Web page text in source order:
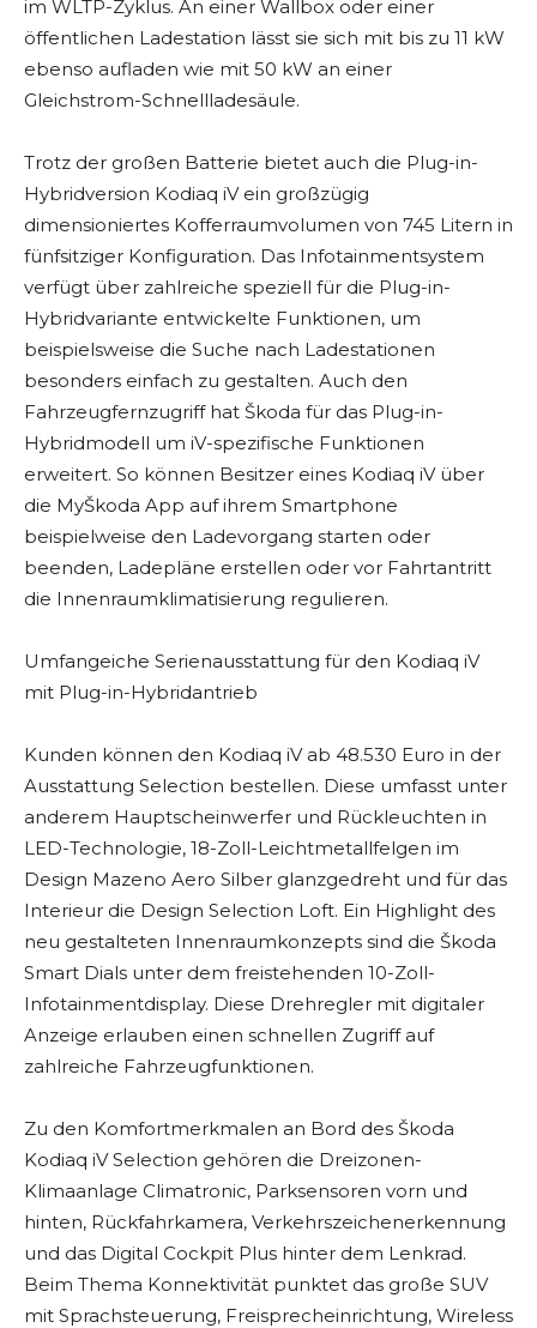
im WLTP-Zyklus. An einer Wallbox oder einer
öffentlichen Ladestation lässt sie sich mit bis zu 11 kW
ebenso aufladen wie mit 50 kW an einer
Gleichstrom-Schnellladesäule.
Trotz der großen Batterie bietet auch die Plug-in-
Hybridversion Kodiaq iV ein großzügig
dimensioniertes Kofferraumvolumen von 745 Litern in
fünfsitziger Konfiguration. Das Infotainmentsystem
verfügt über zahlreiche speziell für die Plug-in-
Hybridvariante entwickelte Funktionen, um
beispielsweise die Suche nach Ladestationen
besonders einfach zu gestalten. Auch den
Fahrzeugfernzugriff hat Škoda für das Plug-in-
Hybridmodell um iV-spezifische Funktionen
erweitert. So können Besitzer eines Kodiaq iV über
die MyŠkoda App auf ihrem Smartphone
beispielweise den Ladevorgang starten oder
beenden, Ladepläne erstellen oder vor Fahrtantritt
die Innenraumklimatisierung regulieren.
Umfangeiche Serienausstattung für den Kodiaq iV
mit Plug-in-Hybridantrieb
Kunden können den Kodiaq iV ab 48.530 Euro in der
Ausstattung Selection bestellen. Diese umfasst unter
anderem Hauptscheinwerfer und Rückleuchten in
LED-Technologie, 18-Zoll-Leichtmetallfelgen im
Design Mazeno Aero Silber glanzgedreht und für das
Interieur die Design Selection Loft. Ein Highlight des
neu gestalteten Innenraumkonzepts sind die Škoda
Smart Dials unter dem freistehenden 10-Zoll-
Infotainmentdisplay. Diese Drehregler mit digitaler
Anzeige erlauben einen schnellen Zugriff auf
zahlreiche Fahrzeugfunktionen.
Zu den Komfortmerkmalen an Bord des Škoda
Kodiaq iV Selection gehören die Dreizonen-
Klimaanlage Climatronic, Parksensoren vorn und
hinten, Rückfahrkamera, Verkehrszeichenerkennung
und das Digital Cockpit Plus hinter dem Lenkrad.
Beim Thema Konnektivität punktet das große SUV
mit Sprachsteuerung, Freisprecheinrichtung, Wireless